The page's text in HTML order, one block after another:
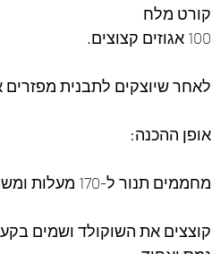
קורט מלח
100 אגוזים קצוצים.
לאחר שיוצקים לתבנית מפזרים
אופן ההכנה:
מחממים תנור ל-170 מעלות ומשמנים את התבנית.
קוצצים את השוקולד ושמים